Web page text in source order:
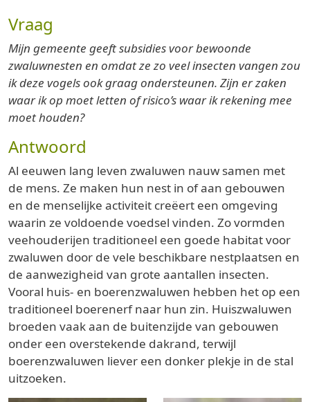
Vraag
Mijn gemeente geeft subsidies voor bewoonde
zwaluwnesten en omdat ze zo veel insecten vangen zou
ik deze vogels ook graag ondersteunen. Zijn er zaken
waar ik op moet letten of risico’s waar ik rekening mee
moet houden?
Antwoord
Al eeuwen lang leven zwaluwen nauw samen met
de mens. Ze maken hun nest in of aan gebouwen
en de menselijke activiteit creëert een omgeving
waarin ze voldoende voedsel vinden. Zo vormden
veehouderijen traditioneel een goede habitat voor
zwaluwen door de vele beschikbare nestplaatsen en
de aanwezigheid van grote aantallen insecten.
Vooral huis- en boerenzwaluwen hebben het op een
traditioneel boerenerf naar hun zin. Huiszwaluwen
broeden vaak aan de buitenzijde van gebouwen
onder een overstekende dakrand, terwijl
boerenzwaluwen liever een donker plekje in de stal
uitzoeken.